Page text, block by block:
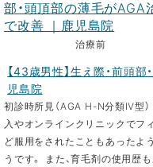
治療前
【43歳男性】生え際・前頭
児島院
初診時所見（AGA H-N分類Ⅳ型
入やオンラインクリニックでフ
ど服用をされたこともあったよ
うです。 また、育毛剤の使用歴